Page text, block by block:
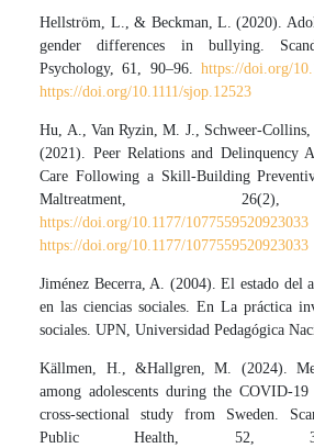
Hellström, L., & Beckman, L. (2020).
gender differences in bullying.
Psychology, 61, 90–96. https://doi.org/
https://doi.org/10.1111/sjop.12523
Hu, A., Van Ryzin, M. J., Schweer-
(2021). Peer Relations and Delinquency
Care Following a Skill-Building
Maltreatment,
https://doi.org/10.1177/1077559520923033
https://doi.org/10.1177/1077559520923033
Jiménez Becerra, A. (2004). El estado del
en las ciencias sociales. En La práctica
sociales. UPN, Universidad Pedagógica
Källmen, H., &Hallgren, M. (2024).
among adolescents during the COVID-19
cross-sectional study from Sweden.
Public Health, 52,